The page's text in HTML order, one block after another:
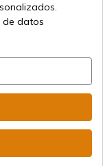
de datos